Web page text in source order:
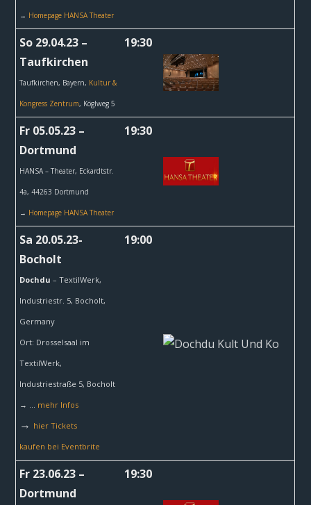
→ Homepage HANSA Theater
So 29.04.23 –
Taufkirchen
Taufkirchen, Bayern, Kultur &
Kongress Zentrum, Köglweg 5
19:30
Fr 05.05.23 –
Dortmund
HANSA – Theater, Eckardtstr.
4a, 44263 Dortmund
→ Homepage HANSA Theater
19:30
Sa 20.05.23-
Bocholt
Dochdu– TextilWerk,
Industriestr. 5, Bocholt,
Germany
Ort: Drosselsaal im
TextilWerk,
Industriestraße 5, Bocholt
→ … mehr Infos
→ hier Tickets
kaufen bei Eventbrite
19:00
Fr 23.06.23 –
Dortmund
19:30